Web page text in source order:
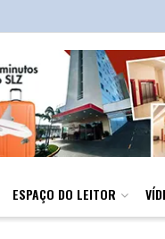
ESPAÇO DO LEITOR